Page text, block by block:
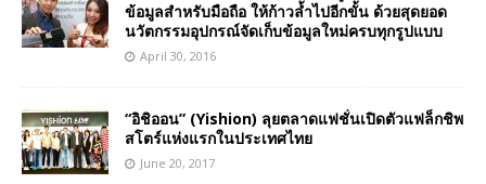
ข้อมูลสำหรับมือถือ ให้ก้าวล้ำไปอีกขั้น ด้วยสุดยอด
นวัตกรรมอุปกรณ์จัดเก็บข้อมูลใหม่ครบทุกรูปแบบ
April 30, 2016
“อิชิออน” (Yishion) ลุยตลาดแฟชั่นเปิดตัวแฟล็กชิพ
สโตร์แห่งแรกในประเทศไทย
June 20, 2017